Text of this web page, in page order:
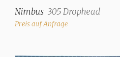
Nimbus 305 Drophead
Preis auf Anfrage